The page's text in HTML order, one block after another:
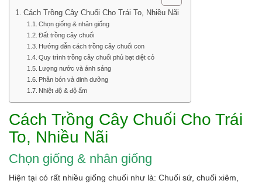
Cách Trồng Cây Chuối Cho Trái To, Nhiều Nãi
Chọn giống & nhân giống
Đất trồng cây chuối
Hướng dẫn cách trồng cây chuối con
Quy trình trồng cây chuối phủ bạt diệt cỏ
Lượng nước và ánh sáng
Phân bón và dinh dưỡng
Nhiệt độ & độ ẩm
Cách Trồng Cây Chuối Cho Trái
To, Nhiều Nãi
Chọn giống & nhân giống
Hiện tại có rất nhiều giống chuối như là: Chuối sứ, chuối xiêm,